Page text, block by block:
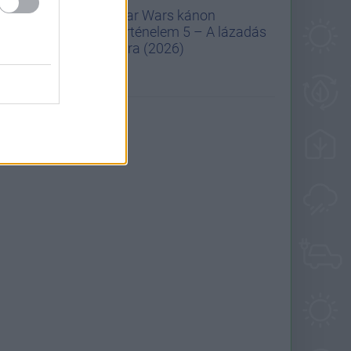
Star Wars kánon
történelem 5 – A lázadás
kora (2026)